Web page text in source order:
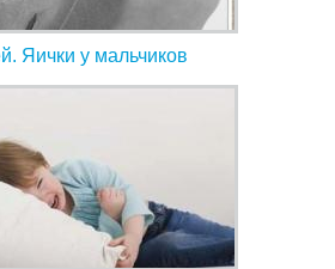
Яички у мальчиков